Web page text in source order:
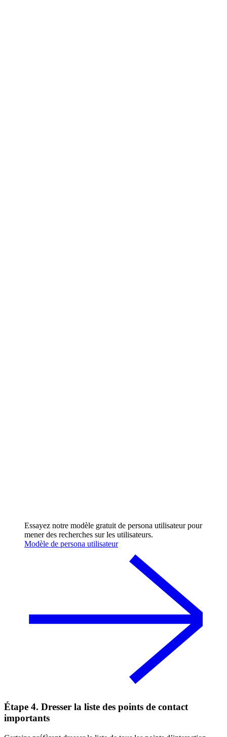
Essayez notre modèle gratuit de persona utilisateur pour
mener des recherches sur les utilisateurs.
Modèle de persona utilisateur
Étape 4. Dresser la liste des points de contact
importants